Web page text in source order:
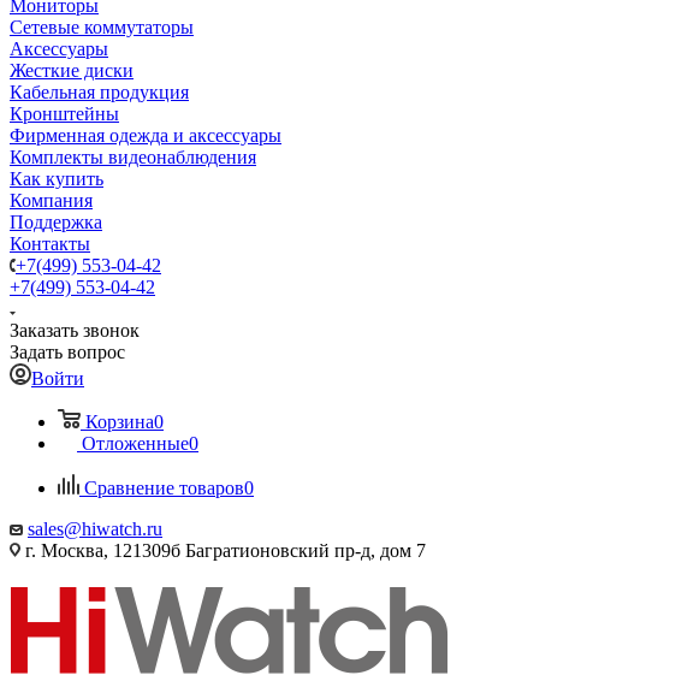
Мониторы
Сетевые коммутаторы
Аксессуары
Жесткие диски
Кабельная продукция
Кронштейны
Фирменная одежда и аксессуары
Комплекты видеонаблюдения
Как купить
Компания
Поддержка
Контакты
+7(499) 553-04-42
+7(499) 553-04-42
Заказать звонок
Задать вопрос
Войти
Корзина0
Отложенные0
Сравнение товаров0
sales@hiwatch.ru
г. Москва, 121309б Багратионовский пр-д, дом 7